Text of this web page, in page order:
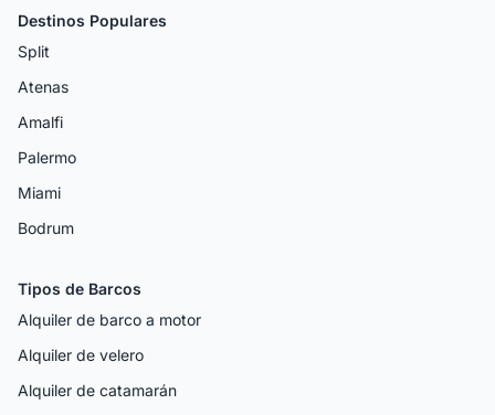
Destinos Populares
Split
Atenas
Amalfi
Palermo
Miami
Bodrum
Tipos de Barcos
Alquiler de barco a motor
Alquiler de velero
Alquiler de catamarán